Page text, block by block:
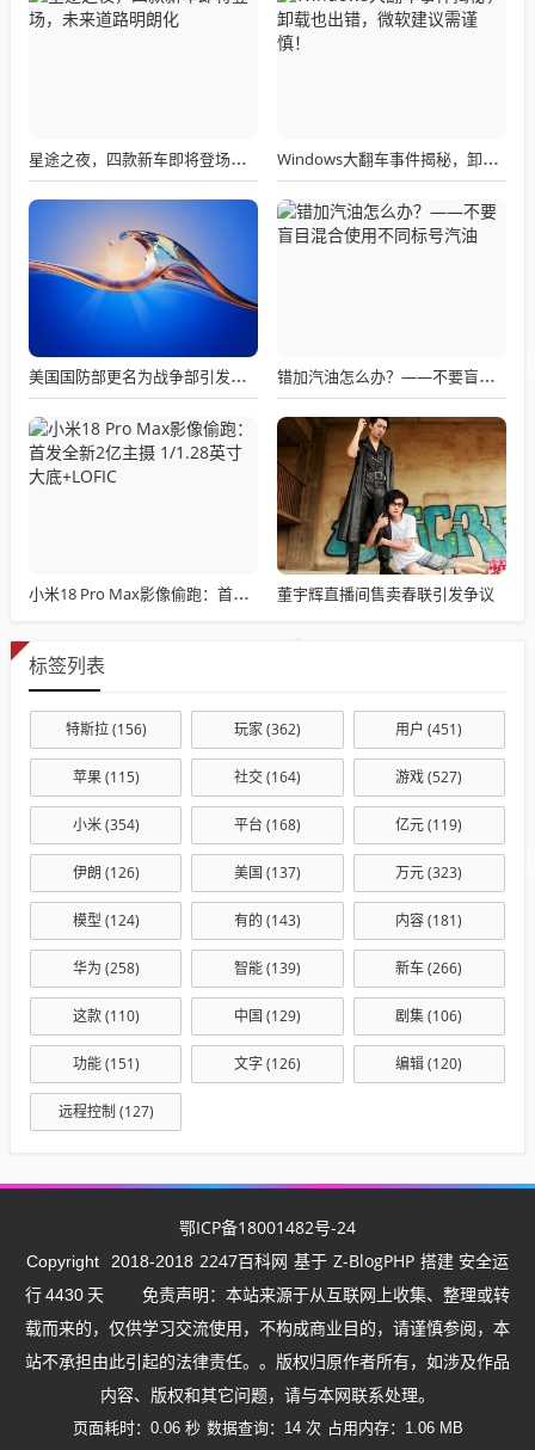
星途之夜，四款新车即将登场，未来道路明朗化 Windows大翻车事件揭秘，卸载也出错，微软建议需谨慎！
美国国防部更名为战争部引发关注热议 错加汽油怎么办？——不要盲目混合使用不同标号汽油
小米18 Pro Max影像偷跑：首发全新2亿主摄 1/1.28英寸大底+LOFIC 董宇辉直播间售卖春联引发争议
标签列表
特斯拉(156) 玩家(362) 用户 (451)
苹果(115) 社交(164) 游戏(527)
小米(354) 平台 (168) 亿元(119)
伊朗 (126) 美国 (137) 万元(323)
模型 (124) 有的 (143) 内容(181)
华为 (258) 智能(139) 新车(266)
这款(110) 中国 (129) 剧集(106)
功能(151) 文字(126) 编辑(120)
远程控制 (127)
鄂ICP备18001482号-24
Copyright 2018-2018 2247百科网 基于 Z-BlogPHP 搭建 安全运
行4430 天
免责声明：本站来源于从互联网上收集、整理或转
载而来的，仅供学习交流使用，不构成商业目的，请谨慎参阅，本
站不承担由此引起的法律责任。。版权归原作者所有，如涉及作品
内容、版权和其它问题，请与本网联系处理。
页面耗时：0.06 秒 数据查询：14 次 占用内存：1.06 MB